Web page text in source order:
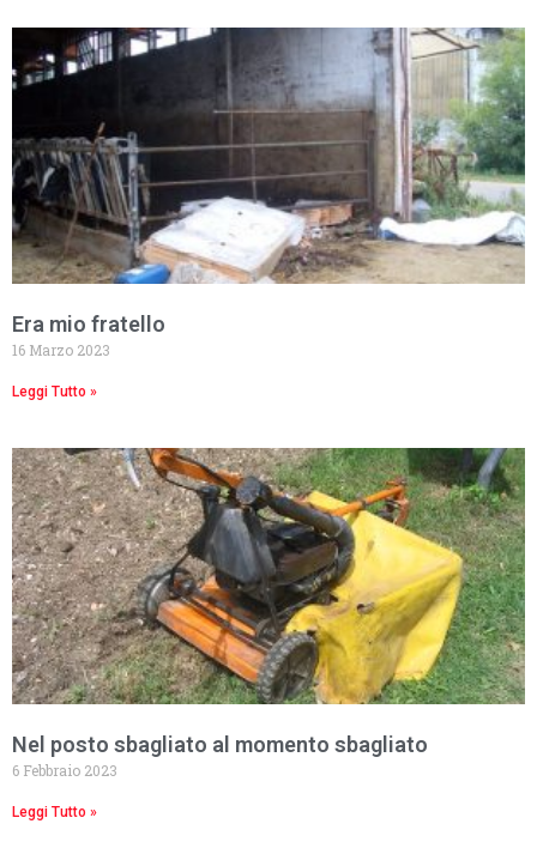
Era mio fratello
16 Marzo 2023
Leggi Tutto »
Nel posto sbagliato al momento sbagliato
6 Febbraio 2023
Leggi Tutto »